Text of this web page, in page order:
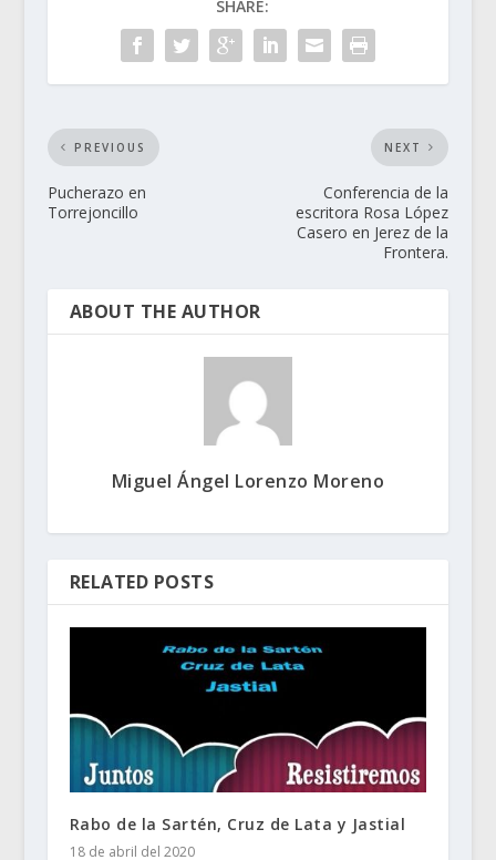
SHARE:
PREVIOUS
Pucherazo en
Torrejoncillo
NEXT
Conferencia de la
escritora Rosa López
Casero en Jerez de la
Frontera.
ABOUT THE AUTHOR
Miguel Ángel Lorenzo Moreno
RELATED POSTS
Rabo de la Sartén, Cruz de Lata y Jastial
18 de abril del 2020